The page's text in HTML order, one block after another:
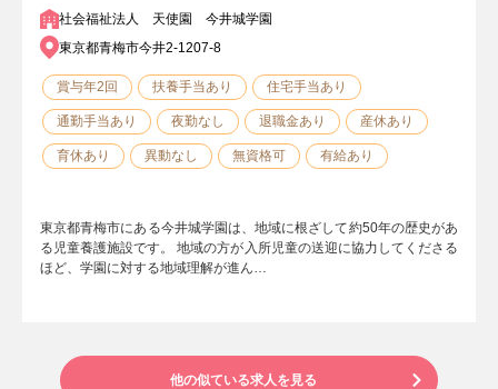
社会福祉法人 天使園 今井城学園
東京都青梅市今井2-1207-8
賞与年2回 扶養手当あり 住宅手当あり
通勤手当あり 夜勤なし 退職金あり 産休あり
育休あり 異動なし 無資格可 有給あり
東京都青梅市にある今井城学園は、地域に根ざして約50年の歴史があ
る児童養護施設です。 地域の方が入所児童の送迎に協力してくださる
ほど、学園に対する地域理解が進ん…
他の似ている求人を見る